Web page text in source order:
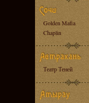
Golden Mafia
Chaplin
Театр Теней